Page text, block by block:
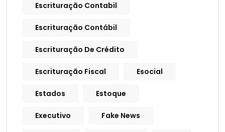
Escrituração Contabil
Escrituração Contábil
Escrituração De Crédito
Escrituração Fiscal Esocial
Estados Estoque
Executivo Fake News